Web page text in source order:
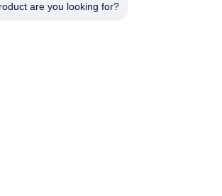
are you looking for?